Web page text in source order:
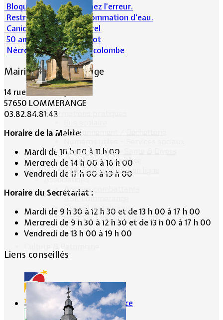
Informations pratiques
Environnement / Déchetterie
Numéros utiles -Santé & Divers
Conciliateur de justice
TIPI : Télépaiement en ligne
Associations
Anciens combattants
ASK Lommerange
Conseil de fabrique
Football Club Lommerange
Bloqué en forêt. Cherchez l’erreur.
Restrictions sur la consommation d'eau.
Canicule et milieu naturel
50 ans d’histoires de foot
Nécrologie : Norbert Lacolombe
Mairie de Lommerange
14 rue Maréchal Joffre
57650 LOMMERANGE
03.82.84.81.48
Horaire de la Mairie:
Mardi de 10 h 00 à 11 h 00
Mercredi de 14 h 00 à 16 h 00
Vendredi de 17 h 00 à 19 h 00
Horaire du Secrétariat :
Mardi de 9 h 30 à 12 h 30 et de 13 h 00 à 17 h 00
Mercredi de 9 h 30 à 12 h 30 et de 13 h 00 à 17 h 00
Vendredi de 13 h 00 à 19 h 00
Liens conseillés
Portes de France